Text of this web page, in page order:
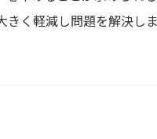
く軽減し問題を解決しま